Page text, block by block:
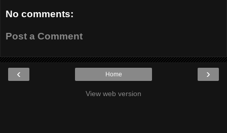
No comments:
Post a Comment
‹ ›
Home
View web version